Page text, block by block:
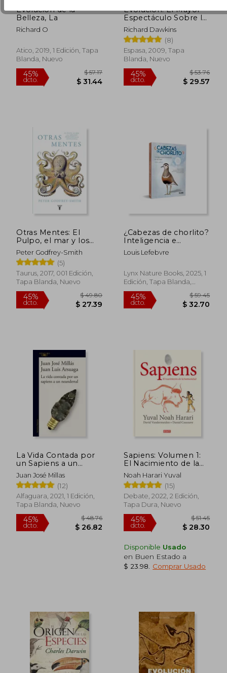
dcto.
Evolucion de la
Belleza, La
Richard O
Atico, 2019, 1 Edición, Tapa
Blanda, Nuevo
Evolución: El Mayor
Espectáculo Sobre la
Tierra (Espasa Forum)
Richard Dawkins
(8)
Espasa, 2009, Tapa
Blanda, Nuevo
45%
dcto. $
Otras Mentes: El
Pulpo, el mar y los
Orígenes Profundos
de la Consciencia
Peter Godfrey-Smith
(5)
Taurus, 2017, 001 Edición,
Tapa Blanda, Nuevo
¿Cabezas de chorlito?
Inteligencia e
innovación en las
aves
Louis Lefebvre
Lynx Nature Books, 2025, 1
Edición, Tapa Blanda,
Nuevo
La Vida Contada por
un Sapiens a un
Neandertal
Juan José Millas
(12)
Alfaguara, 2021, 1 Edición,
Tapa Blanda, Nuevo
Sapiens: Volumen 1:
El Nacimiento de la
Humanidad (Edición
Gráfica) / Sapiens: A
Graphic History: The
Birth of Humankind
Noah Harari Yuval
(15)
Debate, 2022, 2 Edición,
Tapa Dura, Nuevo
Disponible Usado
en Buen Estado a
$ 23.98
Comprar Usado